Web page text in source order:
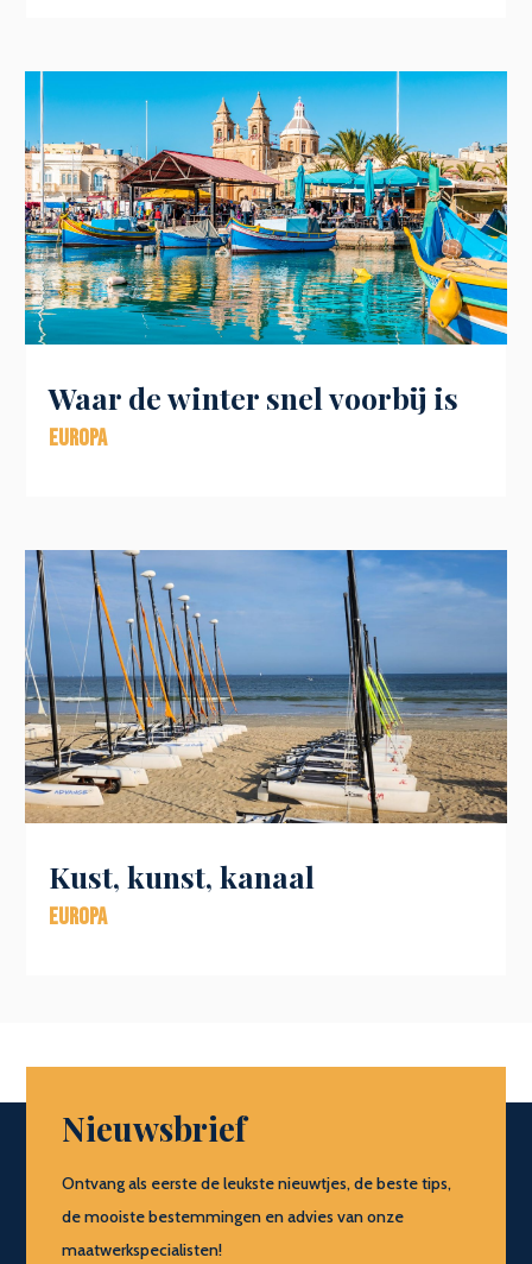
Waar de winter snel voorbij is
Europa
Kust, kunst, kanaal
Europa
Nieuwsbrief
Ontvang als eerste de leukste nieuwtjes, de beste tips,
de mooiste bestemmingen en advies van onze
maatwerkspecialisten!